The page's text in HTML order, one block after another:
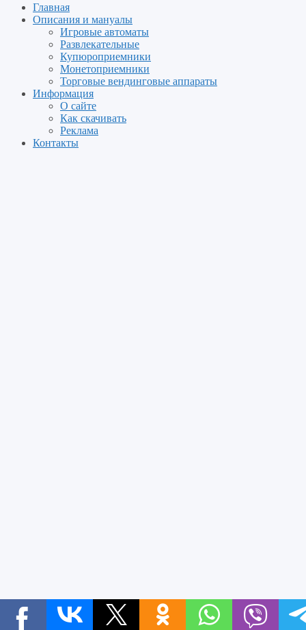
Главная
Описания и мануалы
Игровые автоматы
Развлекательные
Купюроприемники
Монетоприемники
Торговые вендинговые аппараты
Информация
О сайте
Как скачивать
Реклама
Контакты